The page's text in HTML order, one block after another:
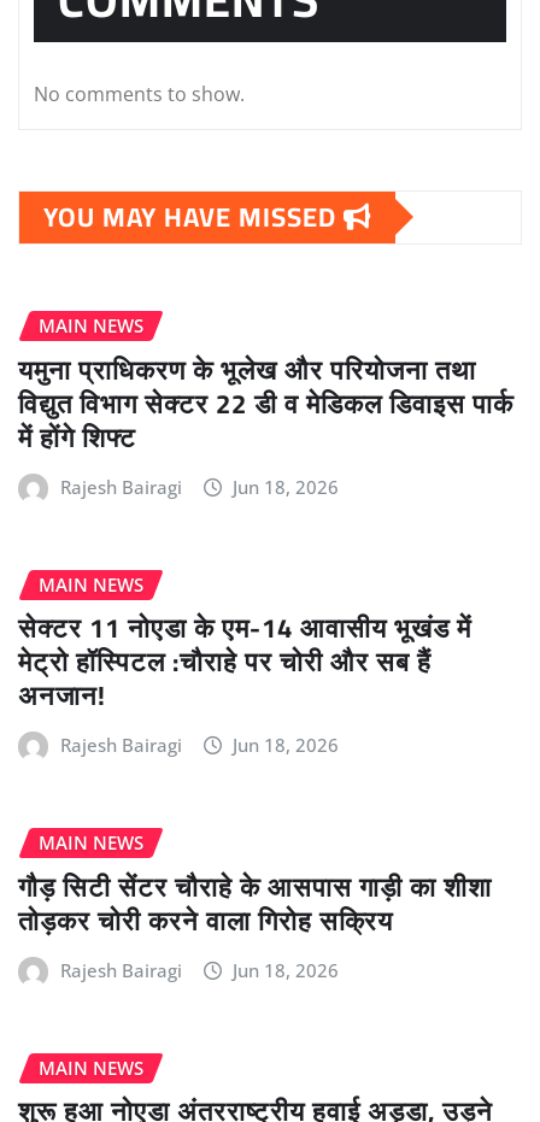
No comments to show.
YOU MAY HAVE MISSED
MAIN NEWS
यमुना प्राधिकरण के भूलेख और परियोजना तथा
विद्युत विभाग सेक्टर 22 डी व मेडिकल डिवाइस पार्क
में होंगे शिफ्ट
Rajesh Bairagi Jun 18, 2026
MAIN NEWS
सेक्टर 11 नोएडा के एम-14 आवासीय भूखंड में
मेट्रो हॉस्पिटल :चौराहे पर चोरी और सब हैं
अनजान!
Rajesh Bairagi Jun 18, 2026
MAIN NEWS
गौड़ सिटी सेंटर चौराहे के आसपास गाड़ी का शीशा
तोड़कर चोरी करने वाला गिरोह सक्रिय
Rajesh Bairagi Jun 18, 2026
MAIN NEWS
शुरू हुआ नोएडा अंतरराष्ट्रीय हवाई अड्डा, उड़ने